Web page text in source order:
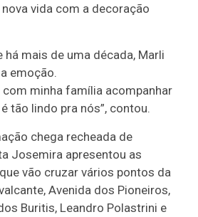
vida com a decoração
mais de uma década, Marli
emoção.
com minha família acompanhar
tão lindo pra nós”, contou.
chega recheada de
Josemira apresentou as
vão cruzar vários pontos da
Avenida dos Pioneiros,
Buritis, Leandro Polastrini e